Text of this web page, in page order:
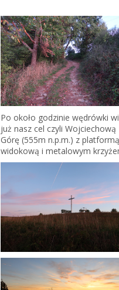
Po około godzinie wędrówki
już nasz cel czyli Wojciechową
Górę (555m n.p.m.) z platformą
widokową i metalowym